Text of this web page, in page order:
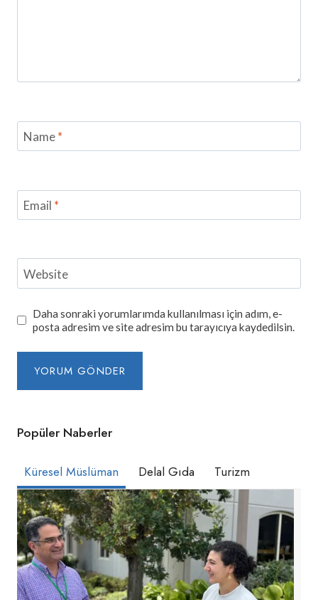
Name*
Email *
Website
Daha sonraki yorumlarımda kullanılması için adım, e-
posta adresim ve site adresim bu tarayıcıya kaydedilsin.
Popüler Naberler
Küresel Müslüman Delal Gıda Turizm